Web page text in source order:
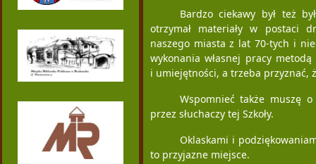
Bardzo ciekawy był też
otrzymał materiały w postaci
naszego miasta z lat 70-tych i
wykonania własnej pracy
i umiejętności, a trzeba przyznać,
Wspomnieć także muszę
przez słuchaczy tej Szkoły.
Oklaskami i
to przyjazne miejsce.